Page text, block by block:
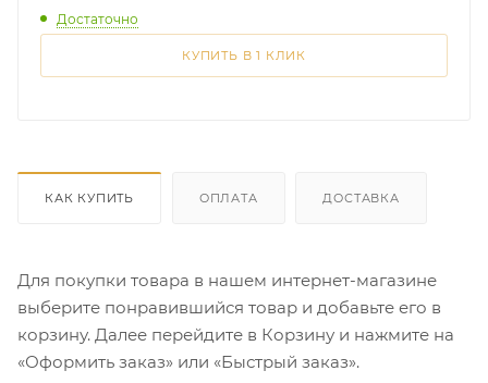
Достаточно
КУПИТЬ В 1 КЛИК
КАК КУПИТЬ ОПЛАТА ДОСТАВКА
Для покупки товара в нашем интернет-магазине
выберите понравившийся товар и добавьте его в
корзину. Далее перейдите в Корзину и нажмите на
«Оформить заказ» или «Быстрый заказ».